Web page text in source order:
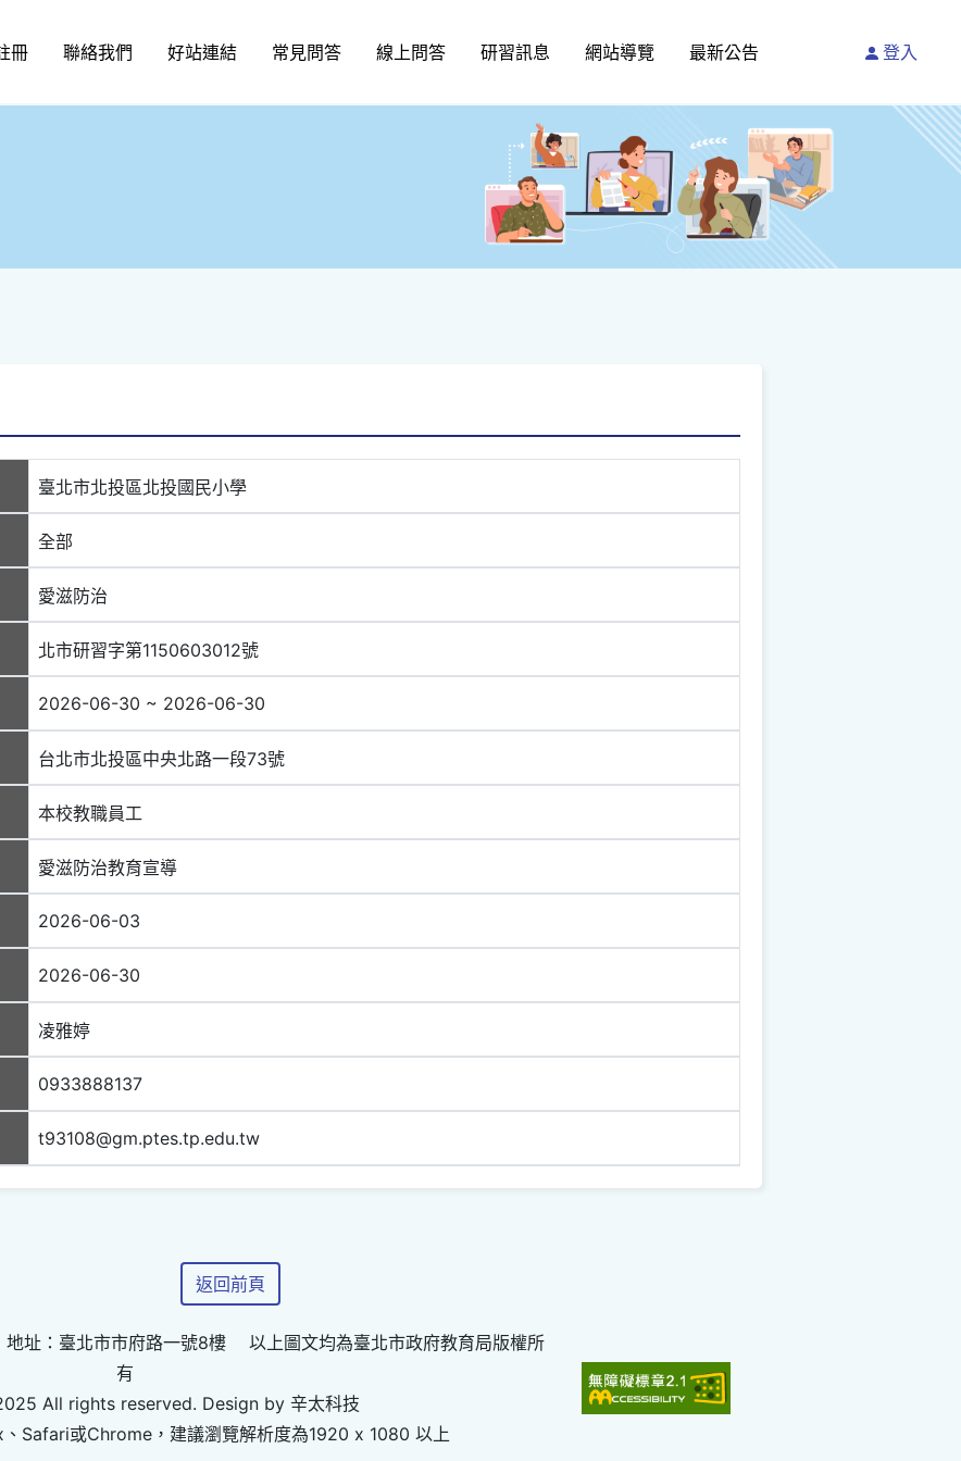
冊 聯絡我們 好站連結 常見問答 線上問答 研習訊息 網站導覽 最新公告 登入
臺北市北投區北投國民小學
全部
愛滋防治
北市研習字第1150603012號
2026-06-30 ~ 2026-06-30
台北市北投區中央北路一段73號
本校教職員工
愛滋防治教育宣導
2026-06-03
2026-06-30
凌雅婷
0933888137
t93108@gm.ptes.tp.edu.tw
返回前頁
址：臺北市市府路一號8樓 以上圖文均為臺北市政府教育局版權所
有
All rights reserved. Design by 辛太科技
Safari或Chrome，建議瀏覽解析度為1920 x 1080 以上